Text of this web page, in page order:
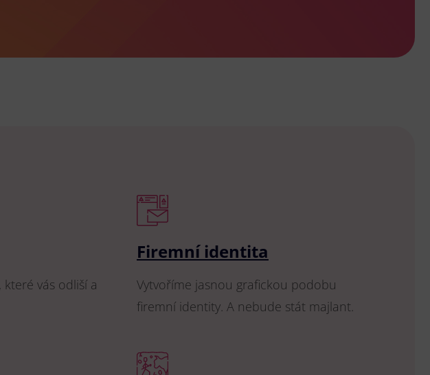
vás odliší a
Firemní identita
Vytvoříme jasnou grafickou podobu
firemní identity. A nebude stát majlant.